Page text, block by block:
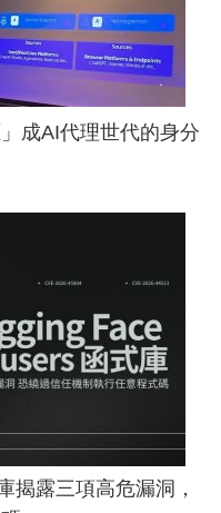
成AI代理世代的身分
揭露三項高危漏洞，